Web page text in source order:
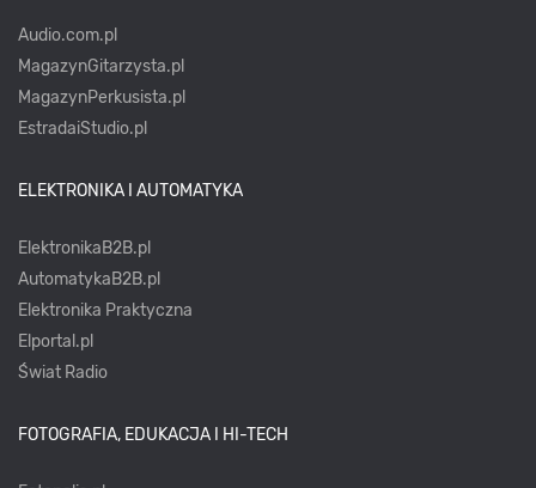
Audio.com.pl
MagazynGitarzysta.pl
MagazynPerkusista.pl
EstradaiStudio.pl
ELEKTRONIKA I AUTOMATYKA
ElektronikaB2B.pl
AutomatykaB2B.pl
Elektronika Praktyczna
Elportal.pl
Świat Radio
FOTOGRAFIA, EDUKACJA I HI-TECH